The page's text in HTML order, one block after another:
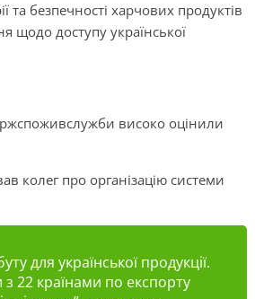
та безпечності харчових продуктів
щодо доступу української
високо оцінили
колег про організацію системи
для української продукції.
22 країнами по експорту